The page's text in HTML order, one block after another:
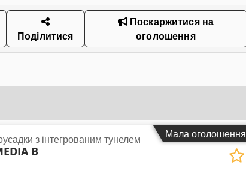
Поділитися
Поскаржитися на
оголошення
Мала оголошення
з інтегрованим тунелем
B